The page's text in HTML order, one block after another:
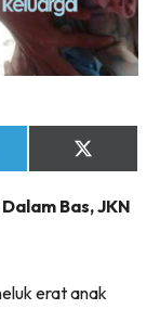
Share
on
(Twitter)
Bas, JKN
erat anak